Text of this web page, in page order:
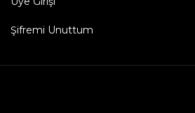
Şifremi Unuttum